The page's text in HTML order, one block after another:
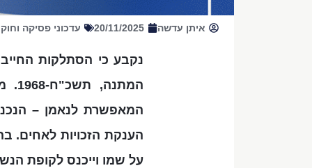
איתן עדשה 20/11/2025 עדכוני פסיקה וחוק
נקבע כי הסתלקות
הענקת הזכויות לאחים.
על שמו וייכנס לקופת